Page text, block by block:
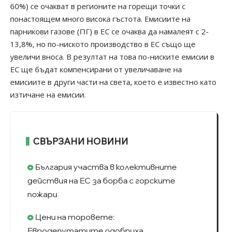
60%) се очакват в регионите на горещи точки с
понастоящем много висока гъстота. Емисиите на
парникови газове (ПГ) в ЕС се очаква да намалеят с 2-
13,8%, но по-ниското производство в ЕС също ще
увеличи вноса. В резултат на това по-ниските емисии в
ЕС ще бъдат компенсирани от увеличаване на
емисиите в други части на света, което е известно като
изтичане на емисии.
СВЪРЗАНИ НОВИНИ
България участва в колективните
действия на ЕС за борба с горските
пожари
Цени на торовете: